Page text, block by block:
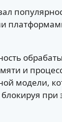
и
модели,
при